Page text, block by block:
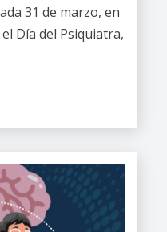
31 de marzo, en
Día del Psiquiatra,